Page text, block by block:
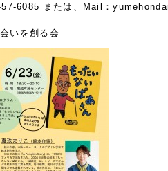
6085 または、Mail：
いを創る会